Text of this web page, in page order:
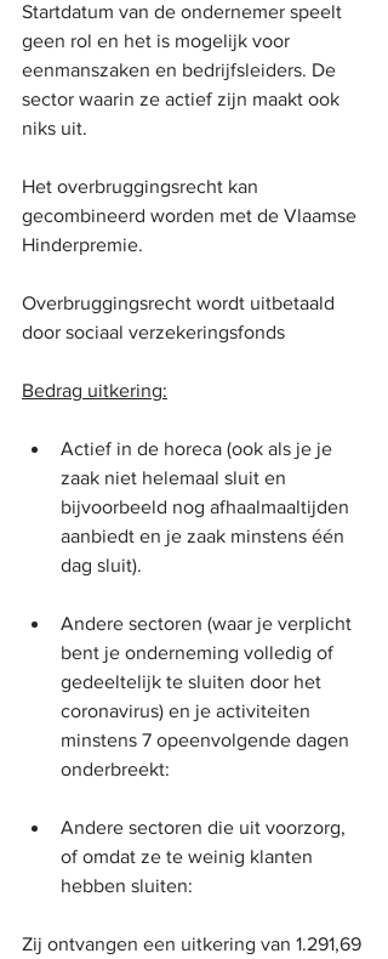
Startdatum van de ondernemer speelt
geen rol en het is mogelijk voor
eenmanszaken en bedrijfsleiders. De
sector waarin ze actief zijn maakt ook
niks uit.
Het overbruggingsrecht kan
gecombineerd worden met de Vlaamse
Hinderpremie.
Overbruggingsrecht wordt uitbetaald
door sociaal verzekeringsfonds
Bedrag uitkering:
Actief in de horeca (ook als je je
zaak niet helemaal sluit en
bijvoorbeeld nog afhaalmaaltijden
aanbiedt en je zaak minstens één
dag sluit).
Andere sectoren (waar je verplicht
bent je onderneming volledig of
gedeeltelijk te sluiten door het
coronavirus) en je activiteiten
minstens 7 opeenvolgende dagen
onderbreekt:
Andere sectoren die uit voorzorg,
of omdat ze te weinig klanten
hebben sluiten:
Zij ontvangen een uitkering van 1.291,69